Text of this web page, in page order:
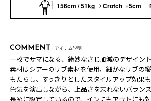
156cm / 51kg Crotch +5cm
COMMENT アイテム説明
一枚でサマになる、絶妙なさじ加減のデザイント
素材はシアーのリブ素材を使用。細かなリブの
もたらし、すっきりとしたスタイルアップ効果
色気を演出しながら、上品さを忘れないバラン
長めに設定しているので、インにもアウトにも